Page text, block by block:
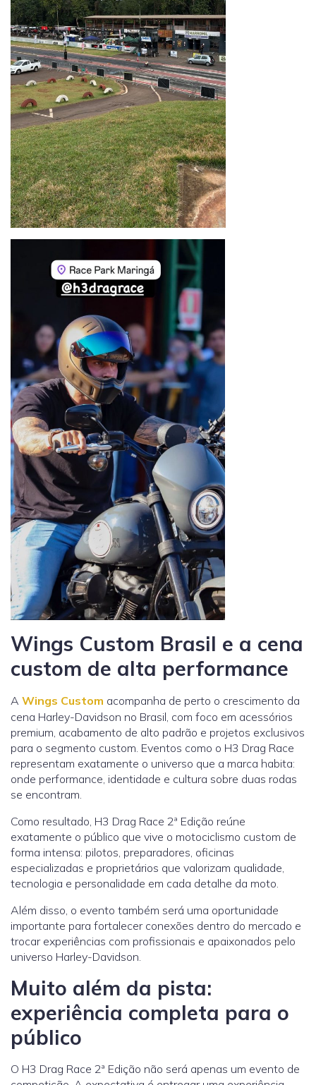
Wings Custom Brasil e a cena
custom de alta performance
A Wings Custom acompanha de perto o crescimento da
cena Harley-Davidson no Brasil, com foco em acessórios
premium, acabamento de alto padrão e projetos exclusivos
para o segmento custom. Eventos como o H3 Drag Race
representam exatamente o universo que a marca habita:
onde performance, identidade e cultura sobre duas rodas
se encontram.
Como resultado, H3 Drag Race 2ª Edição reúne
exatamente o público que vive o motociclismo custom de
forma intensa: pilotos, preparadores, oficinas
especializadas e proprietários que valorizam qualidade,
tecnologia e personalidade em cada detalhe da moto.
Além disso, o evento também será uma oportunidade
importante para fortalecer conexões dentro do mercado e
trocar experiências com profissionais e apaixonados pelo
universo Harley-Davidson.
Muito além da pista:
experiência completa para o
público
O H3 Drag Race 2ª Edição não será apenas um evento de